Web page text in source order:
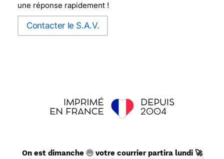
une réponse rapidement !
Contacter le S.A.V.
On est dimanche votre courrier partira lundi 🚀